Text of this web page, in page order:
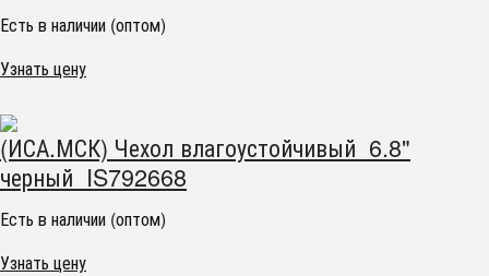
Есть в наличии (оптом)
Узнать цену
(ИСА.МСК) Чехол влагоустойчивый 6.8"
черный IS792668
Есть в наличии (оптом)
Узнать цену